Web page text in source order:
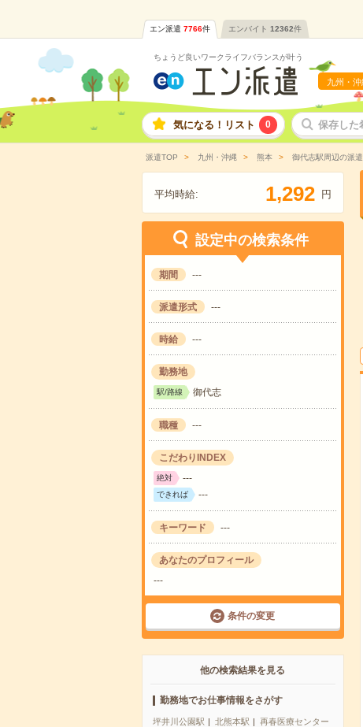
エン派遣 7766件 エンバイト 12362件
ちょうど良いワークライフバランスが叶う
九州・沖
気になる！リスト 0 保存した
派遣TOP 九州・沖縄 熊本 御代志駅周辺の派
平均時給: 1,292 円
設定中の検索条件
期間 ---
派遣形式 ---
時給 ---
勤務地
駅/路線 御代志
職種 ---
こだわりINDEX
絶対 ---
できれば ---
キーワード ---
あなたのプロフィール
---
条件の変更
他の検索結果を見る
勤務地でお仕事情報をさがす
坪井川公園駅 北熊本駅
再春医療センター